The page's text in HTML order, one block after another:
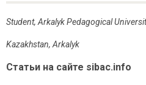
Student, Arkalyk Pedagogical
Kazakhstan, Arkalyk
Статьи на сайте sibac.info